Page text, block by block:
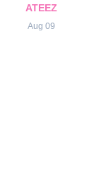
ATEEZ
Aug 09